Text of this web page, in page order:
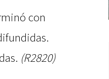
con
(R2820)